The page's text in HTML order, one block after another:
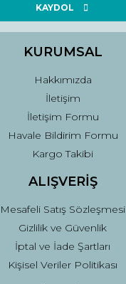
eksik bilgiler bulunuyor.
sitelerden daha pahalı.
Gönder
KAYDOL
KURUMSAL
Hakkımızda
İletişim
İletişim Formu
Havale Bildirim Formu
Kargo Takibi
ALIŞVERİŞ
Mesafeli Satış Sözleşmesi
Gizlilik ve Güvenlik
İptal ve İade Şartları
Kişisel Veriler Politikası